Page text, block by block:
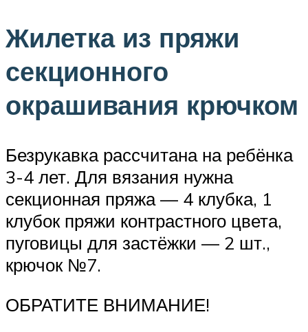
Жилетка из пряжи
секционного
окрашивания крючком
Безрукавка рассчитана на ребёнка
3-4 лет. Для вязания нужна
секционная пряжа — 4 клубка, 1
клубок пряжи контрастного цвета,
пуговицы для застёжки — 2 шт.,
крючок №7.
ОБРАТИТЕ ВНИМАНИЕ!